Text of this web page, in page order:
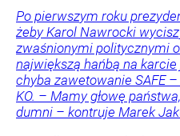
Po pierwszym roku
żeby Karol Nawrocki
zwaśnionymi politycznymi
największą hańbą na
chyba zawetowanie SAFE
KO. – Mamy głowę
dumni – kontruje Marek